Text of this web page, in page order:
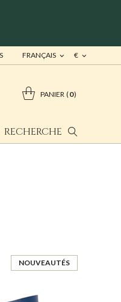
€
FRANÇAIS
RECHERCHE
PANIER 0
NOUVEAUTÉS